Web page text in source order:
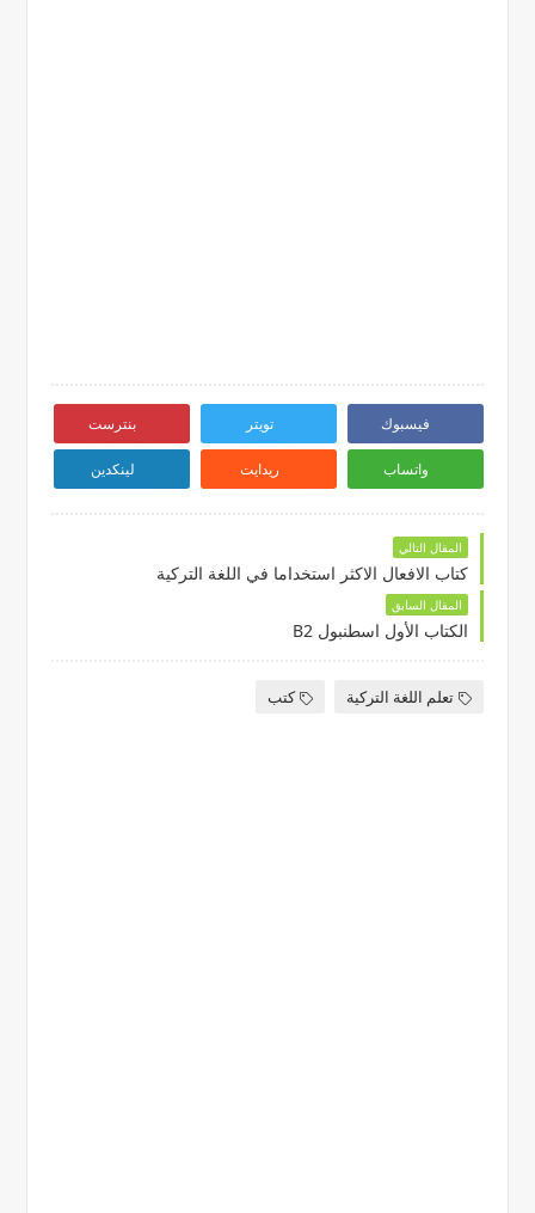
فيسبوك تويتر بنترست
واتساب ريدايت لينكدين
المقال التالي
كتاب الافعال الاكثر استخداما في اللغة التركية
المقال السابق
الكتاب الأول اسطنبول B2
تعلم اللغة التركية كتب